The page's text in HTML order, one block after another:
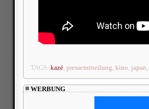
TAGS: kazé, pressemitteilung, kino, japan,
WERBUNG